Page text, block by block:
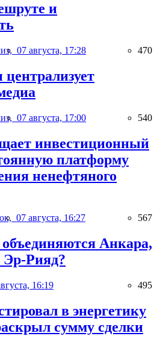
и
07 августа, 17:28 470
07 августа, 17:00 540
инвестиционный
платформу
ненефтяного
07 августа, 16:27 567
Анкара,
Эр-Рияд?
16:19 495
в энергетику
сумму сделки